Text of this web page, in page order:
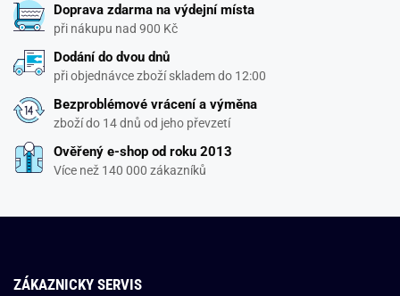
Doprava zdarma na výdejní místa
při nákupu nad 900 Kč
Dodání do dvou dnů
při objednávce zboží skladem do 12:00
Bezproblémové vrácení a výměna
zboží do 14 dnů od jeho převzetí
Ověřený e-shop od roku 2013
Více než 140 000 zákazníků
ZÁKAZNICKY SERVIS